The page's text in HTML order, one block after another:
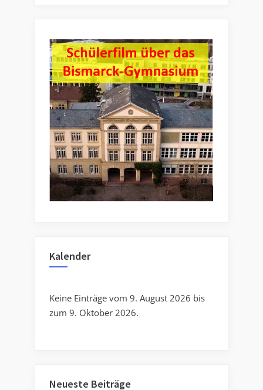
Kalender
Keine Einträge vom 9. August 2026 bis
zum 9. Oktober 2026.
Neueste Beiträge